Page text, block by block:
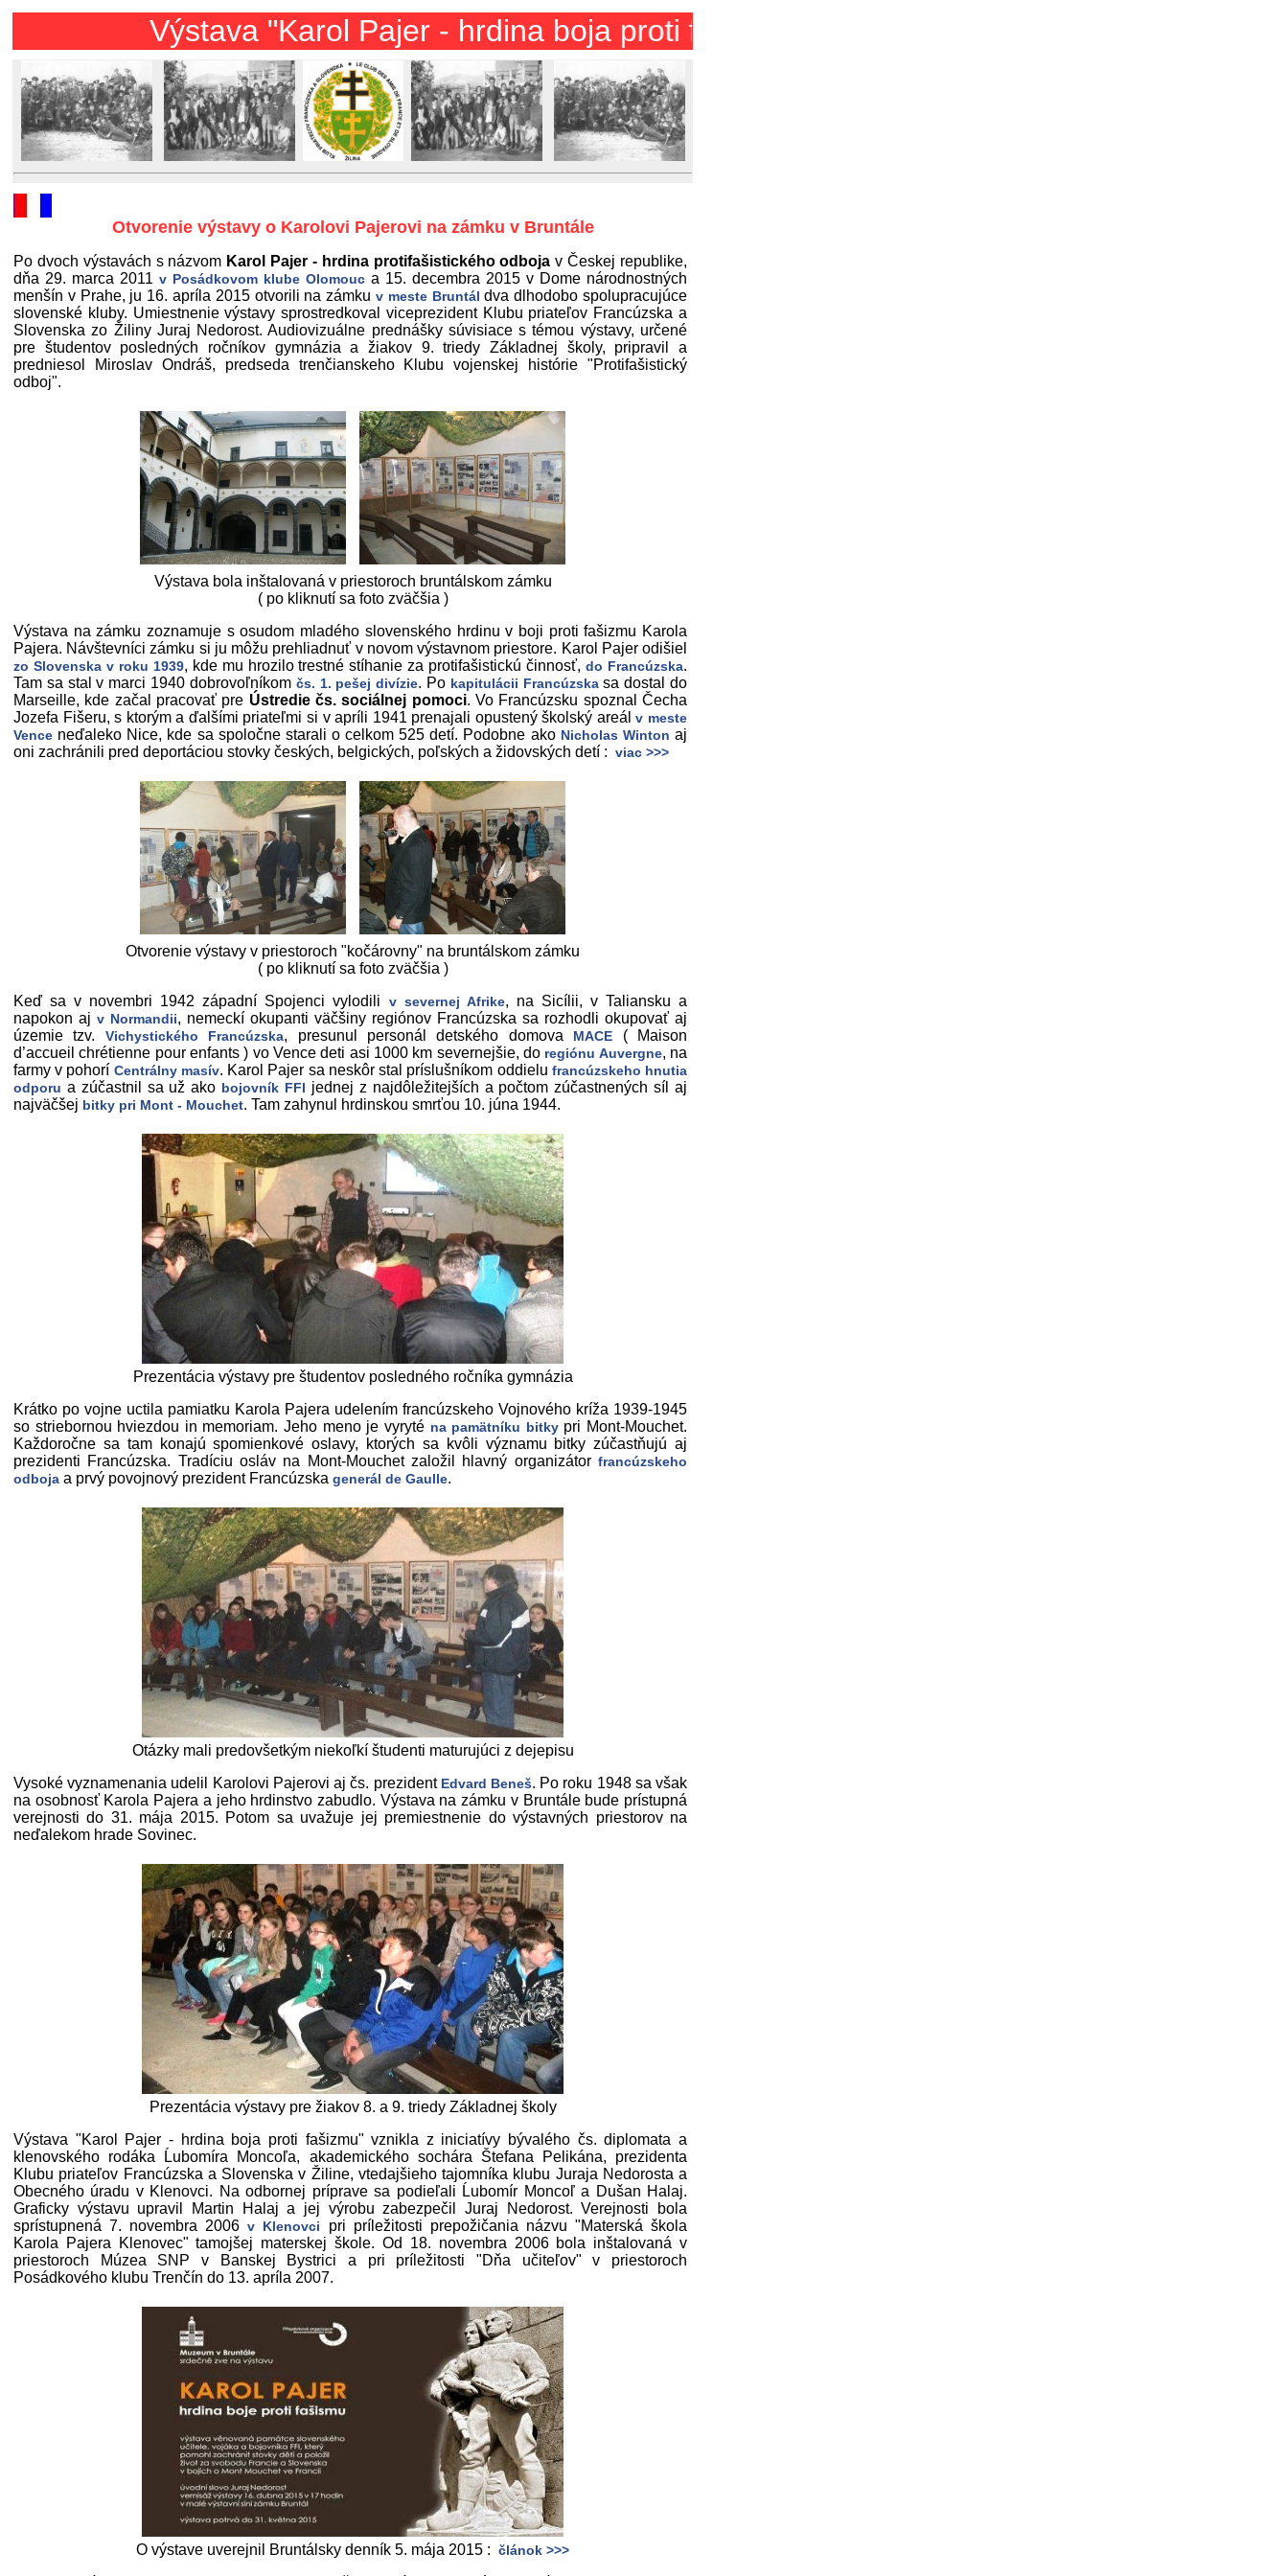
Výstava "Karol Pajer - hrdina boja proti fašizmu"
Otvorenie výstavy o Karolovi Pajerovi na zámku v Bruntále
Po dvoch výstavách s názvom Karol Pajer - hrdina protifašistického odboja v Českej republike,
dňa 29. marca 2011 v Posádkovom klube Olomouc a 15. decembra 2015 v Dome národnostných
menšín v Prahe, ju 16. apríla 2015 otvorili na zámku v meste Bruntál dva dlhodobo spolupracujúce
slovenské kluby. Umiestnenie výstavy sprostredkoval viceprezident Klubu priateľov Francúzska a
Slovenska zo Žiliny Juraj Nedorost. Audiovizuálne prednášky súvisiace s témou výstavy, určené
pre študentov posledných ročníkov gymnázia a žiakov 9. triedy Základnej školy, pripravil a
predniesol Miroslav Ondráš, predseda trenčianskeho Klubu vojenskej histórie "Protifašistický
odboj".
Výstava bola inštalovaná v priestoroch bruntálskom zámku
( po kliknutí sa foto zväčšia )
Výstava na zámku zoznamuje s osudom mladého slovenského hrdinu v boji proti fašizmu Karola
Pajera. Návštevníci zámku si ju môžu prehliadnuť v novom výstavnom priestore. Karol Pajer odišiel
zo Slovenska v roku 1939, kde mu hrozilo trestné stíhanie za protifašistickú činnosť,do Francúzska.
Tam sa stal v marci 1940 dobrovoľníkom čs. 1. pešej divízie. Po kapitulácii Francúzskasa dostal do
Marseille, kde začal pracovať pre Ústredie čs. sociálnej pomoci. Vo Francúzsku spoznal Čecha
Jozefa Fišeru, s ktorým a ďalšími priateľmi si v apríli 1941 prenajali opustený školský areálv meste
Vence neďaleko Nice, kde sa spoločne starali o celkom 525 detí. Podobne ako Nicholas Winton aj
oni zachránili pred deportáciou stovky českých, belgických, poľských a židovských detí : viac >>>
Otvorenie výstavy v priestoroch "kočárovny" na bruntálskom zámku
( po kliknutí sa foto zväčšia )
Keď sa v novembri 1942 západní Spojenci vylodili v severnej Afrike, na Sicílii, v Taliansku a
napokon aj v Normandii, nemeckí okupanti väčšiny regiónov Francúzska sa rozhodli okupovať aj
územie tzv. Vichystického Francúzska, presunul personál detského domova MACE ( Maison
d’accueil chrétienne pour enfants ) vo Vence deti asi 1000 km severnejšie, do regiónu Auvergne, na
farmy v pohorí Centrálny masív. Karol Pajer sa neskôr stal príslušníkom oddielu francúzskeho hnutia
odporu a zúčastnil sa už ako bojovník FFI jednej z najdôležitejších a počtom zúčastnených síl aj
najväčšej bitky pri Mont - Mouchet. Tam zahynul hrdinskou smrťou 10. júna 1944.
Prezentácia výstavy pre študentov posledného ročníka gymnázia
Krátko po vojne uctila pamiatku Karola Pajera udelením francúzskeho Vojnového kríža 1939-1945
so striebornou hviezdou in memoriam. Jeho meno je vyryté na pamätníku bitkypri Mont-Mouchet.
Každoročne sa tam konajú spomienkové oslavy, ktorých sa kvôli významu bitky zúčastňujú aj
prezidenti Francúzska. Tradíciu osláv na Mont-Mouchet založil hlavný organizátor francúzskeho
odboja a prvý povojnový prezident Francúzska generál de Gaulle.
Otázky mali predovšetkým niekoľkí študenti maturujúci z dejepisu
Vysoké vyznamenania udelil Karolovi Pajerovi aj čs. prezident Edvard Beneš. Po roku 1948 sa však
na osobnosť Karola Pajera a jeho hrdinstvo zabudlo. Výstava na zámku v Bruntále bude prístupná
verejnosti do 31. mája 2015. Potom sa uvažuje jej premiestnenie do výstavných priestorov na
neďalekom hrade Sovinec.
Prezentácia výstavy pre žiakov 8. a 9. triedy Základnej školy
Výstava "Karol Pajer - hrdina boja proti fašizmu" vznikla z iniciatívy bývalého čs. diplomata a
klenovského rodáka Ĺubomíra Moncoľa, akademického sochára Štefana Pelikána, prezidenta
Klubu priateľov Francúzska a Slovenska v Žiline, vtedajšieho tajomníka klubu Juraja Nedorosta a
Obecného úradu v Klenovci. Na odbornej príprave sa podieľali Ĺubomír Moncoľ a Dušan Halaj.
Graficky výstavu upravil Martin Halaj a jej výrobu zabezpečil Juraj Nedorost. Verejnosti bola
sprístupnená 7. novembra 2006v Klenovci
pri príležitosti prepožičania názvu "Materská škola
Karola Pajera Klenovec" tamojšej materskej škole. Od 18. novembra 2006 bola inštalovaná v
priestoroch Múzea SNP v Banskej Bystrici a pri príležitosti "Dňa učiteľov" v priestoroch
Posádkového klubu Trenčín do 13. apríla 2007.
O výstave uverejnil Bruntálsky denník 5. mája 2015 : článok >>>